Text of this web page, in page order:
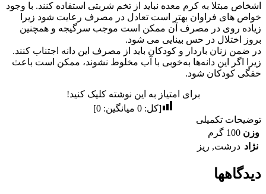
اشخاص مبتلا به کرم معده نباید از تخم شربتی استفاده کنند. با وجود
خواص های فراوان بهتر است تعادل در مصرف رعایت شود زیرا
زیاده روی در مصرف آن ممکن است موجب سرگیجه و همچنین
بروز اختلال در حس بینایی می شود.
در ضمن زنان باردار و کودکان باید از مصرف این دانه اجتناب کنند.
زیرا اگر این دانه‌ها به‌خوبی با آب مخلوط نشوند، ممکن است باعث
خفگی کودکان شود.
برای امتیاز به این نوشته کلیک کنید!
[کل:0 میانگین:0
]
توضیحات تکمیلی
وزن 100 گرم
نژاد درشت, ریز
دیدگاهها